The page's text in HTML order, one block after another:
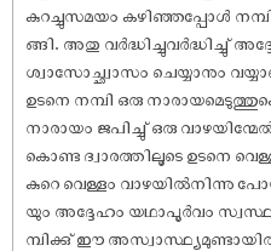
കുറച്ചുസമയം കഴിഞ്ഞപ്പോൾ
ങ്ങി. അതു വർദ്ധിച്ചുവർദ്ധിച്ചു്
ശ്വാസോച്ഛ്വാസം ചെയ്യാനും
ഉടനെ നമ്പി ഒരു
നാരായം ജപിച്ചു് ഒരു
കൊണ്ട ദ്വാരത്തിലൂടെ ഉടനെ
കുറെ വെള്ളം വാഴയിൽനിന്നു
യും അദ്ദേഹം യഥാപൂർവം
മ്പിക്കു് ഈ